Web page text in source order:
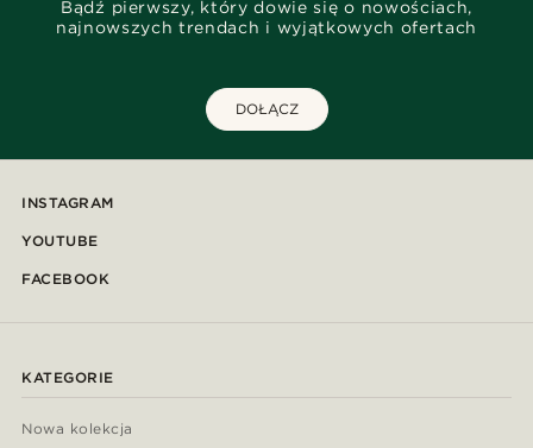
Bądź pierwszy, który dowie się o nowościach,
najnowszych trendach i wyjątkowych ofertach
DOŁĄCZ
INSTAGRAM
YOUTUBE
FACEBOOK
KATEGORIE
Nowa kolekcja